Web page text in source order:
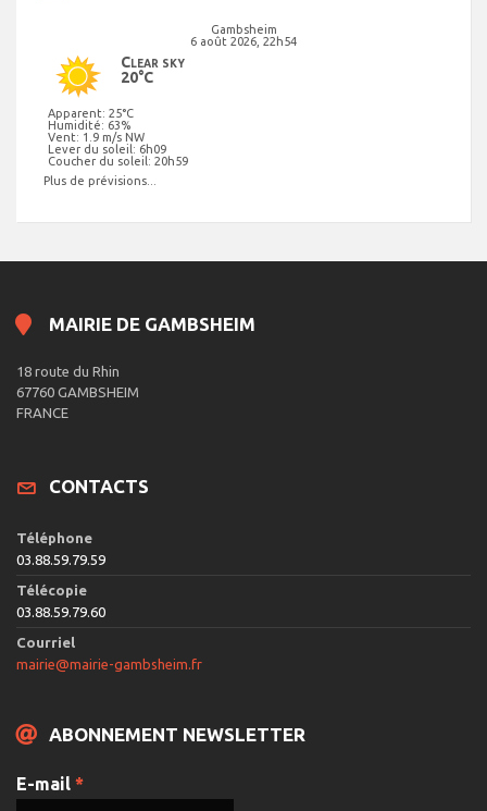
Gambsheim
6 août 2026, 22h54
Clear sky
20°C
Apparent: 25°C
Humidité: 63%
Vent: 1.9 m/s NW
Lever du soleil: 6h09
Coucher du soleil: 20h59
Plus de prévisions...
MAIRIE DE GAMBSHEIM
18 route du Rhin
67760 GAMBSHEIM
FRANCE
CONTACTS
Téléphone
03.88.59.79.59
Télécopie
03.88.59.79.60
Courriel
mairie@mairie-gambsheim.fr
ABONNEMENT NEWSLETTER
E-mail *